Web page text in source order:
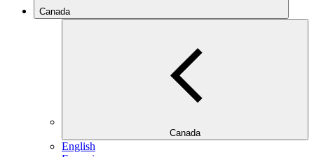
Canada
Canada
English